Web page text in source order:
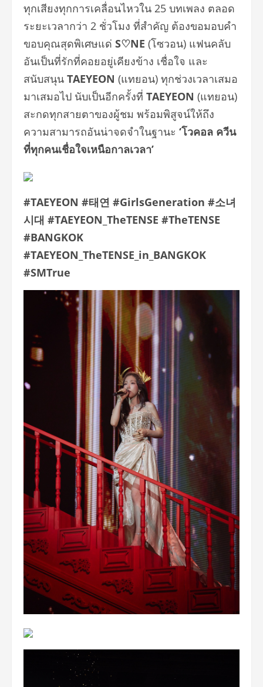
ทุกเสียงทุกการเคลื่อนไหวใน 25 บทเพลง ตลอด
ระยะเวลากว่า 2 ชั่วโมง ที่สำคัญ ต้องขอมอบคำ
ขอบคุณสุดพิเศษแด่ S♡NE (โซวอน) แฟนคลับ
อันเป็นที่รักที่คอยอยู่เคียงข้าง เชื่อใจ และ
สนับสนุน TAEYEON (แทยอน) ทุกช่วงเวลาเสมอ
มาเสมอไป นับเป็นอีกครั้งที่ TAEYEON (แทยอน)
สะกดทุกสายตาของผู้ชม พร้อมพิสูจน์ให้ถึง
ความสามารถอันน่าจดจำในฐานะ ‘โวคอล ควีน
ที่ทุกคนเชื่อใจเหนือกาลเวลา’
#TAEYEON #태연 #GirlsGeneration #소녀
시대 #TAEYEON_TheTENSE #TheTENSE
#BANGKOK
#TAEYEON_TheTENSE_in_BANGKOK
#SMTrue